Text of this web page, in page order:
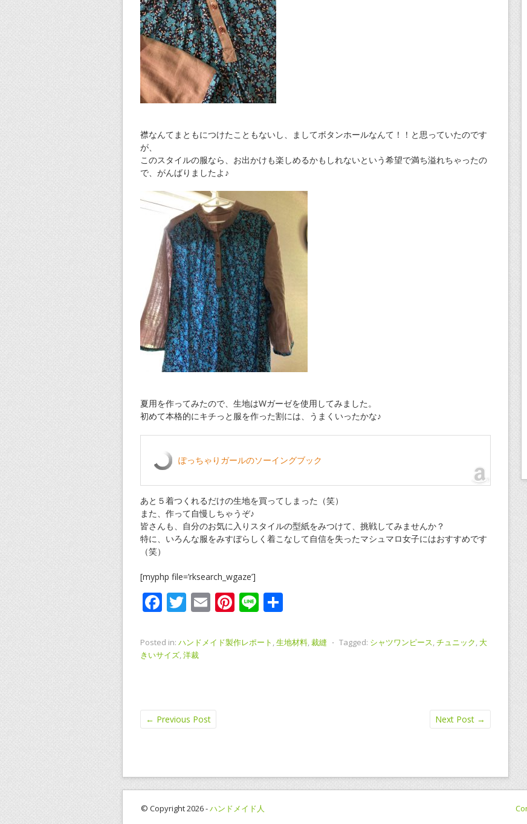
襟なんてまともにつけたこともないし、ましてボタンホールなんて！！と思っていたのです
が、
このスタイルの服なら、お出かけも楽しめるかもしれないという希望で満ち溢れちゃったの
で、がんばりましたよ♪
夏用を作ってみたので、生地はWガーゼを使用してみました。
初めて本格的にキチっと服を作った割には、うまくいったかな♪
ぽっちゃりガールのソーイングブック
あと５着つくれるだけの生地を買ってしまった（笑）
また、作って自慢しちゃうぞ♪
皆さんも、自分のお気に入りスタイルの型紙をみつけて、挑戦してみませんか？
特に、いろんな服をみすぼらしく着こなして自信を失ったマシュマロ女子にはおすすめです
（笑）
[myphp file=’rksearch_wgaze’]
F
e
b
k
T
itt
er
E
ai
Pi
er
Li
e
Posted in: ハンドメイド製作レポート ,生地材料,裁縫 ⋅ Tagged: シャツワンピース,チュニック, 大
きいサイズ,洋裁
← Previous Post Next Post →
© Copyright 2026 -ハンドメイド人